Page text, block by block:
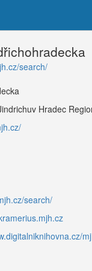
search/
Hradec
search/